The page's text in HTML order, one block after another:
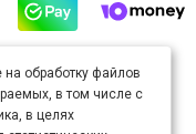
полицензии Creative
4.0
обработку файлов
в том числе с
в целях